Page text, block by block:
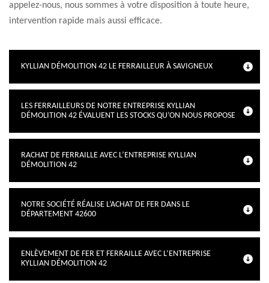
appelez-nous, nous sommes à votre disposition à toute heure,
intervention rapide mais aussi efficace.
KYLLIAN DÉMOLITION 42 LE FERRAILLEUR À SAVIGNEUX
LES FERRAILLEURS DE NOTRE ENTREPRISE KYLLIAN
DÉMOLITION 42 ÉVALUENT LES STOCKS QU’ON NOUS PROPOSE
RACHAT DE FERRAILLE AVEC L’ENTREPRISE KYLLIAN
DÉMOLITION 42
NOTRE SOCIÉTÉ RÉALISE L’ACHAT DE FER DANS LE
DÉPARTEMENT 42600
ENLÈVEMENT DE FER ET FERRAILLE AVEC L’ENTREPRISE
KYLLIAN DÉMOLITION 42